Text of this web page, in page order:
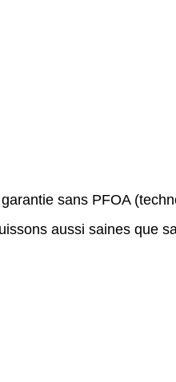
sans PFOA
aussi saines que